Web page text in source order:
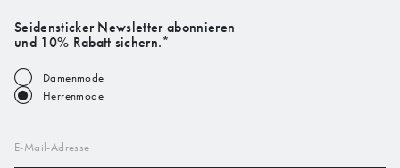
Seidensticker Newsletter abonnieren
und 10% Rabatt sichern.*
Damenmode
Herrenmode
E-Mail-Adresse